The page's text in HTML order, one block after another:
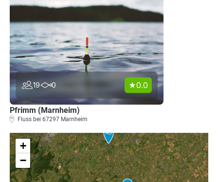
19 0 0.0
Pfrimm (Marnheim)
Fluss bei 67297 Marnheim
+
−